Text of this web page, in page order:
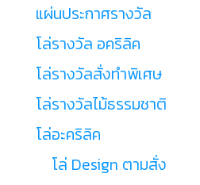
แผ่นประกาศรางวัล
โล่รางวัล อคริลิค
โล่รางวัลสั่งทำพิเศษ
โล่รางวัลไม้ธรรมชาติ
โล่อะคริลิค
โล่ Design ตามสั่ง